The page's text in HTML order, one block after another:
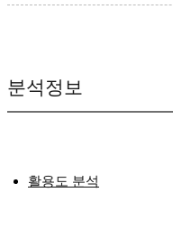
분석정보
활용도 분석